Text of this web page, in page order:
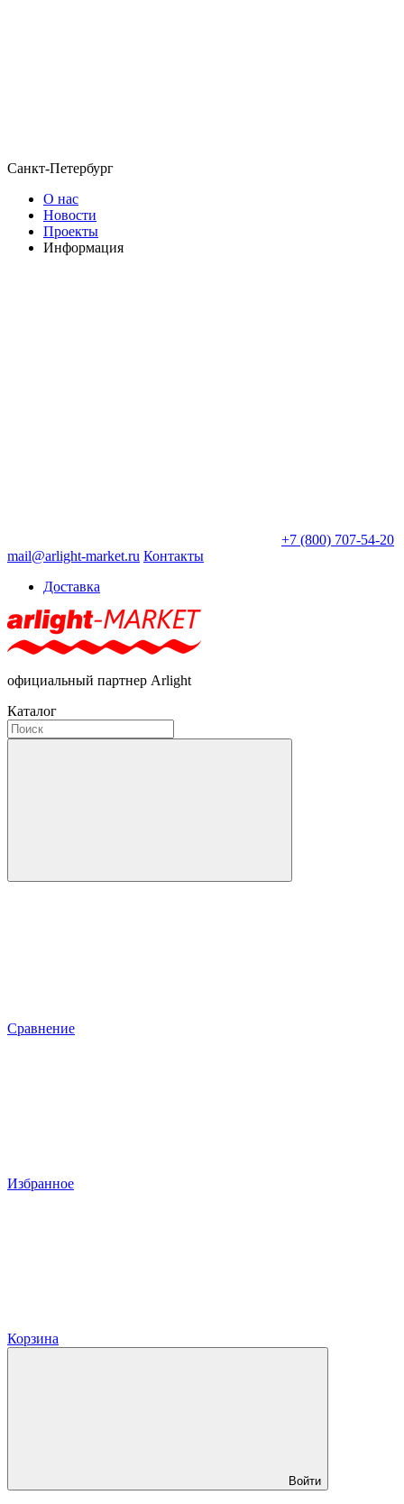
Санкт-Петербург
О нас
Новости
Проекты
Информация
+7 (800) 707-54-20
mail@arlight-market.ru Контакты
Доставка
официальный партнер Arlight
Каталог
Сравнение
Избранное
Корзина
Войти